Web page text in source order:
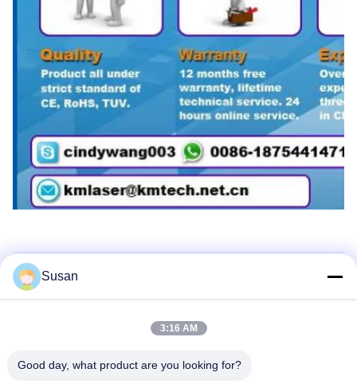
Schlagworte:
Q-Schalter Yag Laser-Tätowierungs-Abbau-Maschine
Susan
3:16 AM
Good day, what product are you looking for?